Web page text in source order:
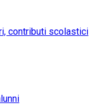
contributi scolastici